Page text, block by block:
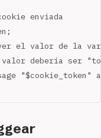
enviada
ver el valor de la
valor debería ser
"$cookie_token"